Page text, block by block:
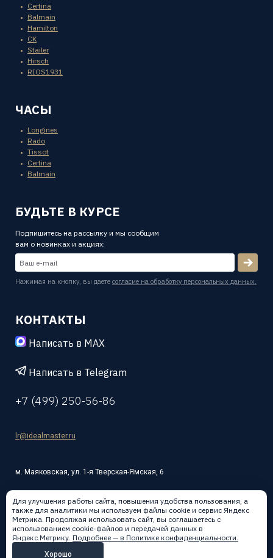
Certina
Balmain
Hamilton
CK
Stailer
Hirsch
RIOS1931
ЧАСЫ
Longines
Rado
Tissot
Certina
Balmain
БУДЬТЕ В КУРСЕ
Подпишитесь на рассылку и мы сообщим
вам о новинках и акциях:
Нажимая на кнопку, вы даете согласие на обработку персональных данных.
КОНТАКТЫ
Написать в MAX
Написать в Telegram
+7 (499) 250-56-86
lr@idealmaster.ru
м. Маяковская, ул. 1-я Тверская-Ямская, 6
Написать в:
Для улучшения работы сайта, повышения удобства пользования, а
также для аналитики мы используем файлы cookie и сервис Яндекс
Метрика. Продолжая использовать сайт, вы соглашаетесь с
использованием cookie-файлов и передачей данных в
Яндекс.Метрику. Подробнее — в Политике конфиденциальности.
Хорошо